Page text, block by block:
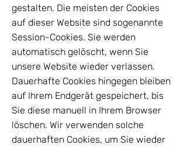
gestalten. Die meisten der Cookies
auf dieser Website sind sogenannte
Session-Cookies. Sie werden
automatisch gelöscht, wenn Sie
unsere Website wieder verlassen.
Dauerhafte Cookies hingegen bleiben
auf Ihrem Endgerät gespeichert, bis
Sie diese manuell in Ihrem Browser
löschen. Wir verwenden solche
dauerhaften Cookies, um Sie wieder